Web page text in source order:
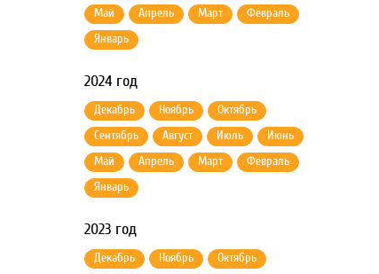
Май
Апрель Март
Февраль
Январь
2024 год
Декабрь Ноябрь
Октябрь
Сентябрь
Август Июль
Июнь
Май
Апрель Март
Февраль
Январь
2023 год
Декабрь Ноябрь
Октябрь